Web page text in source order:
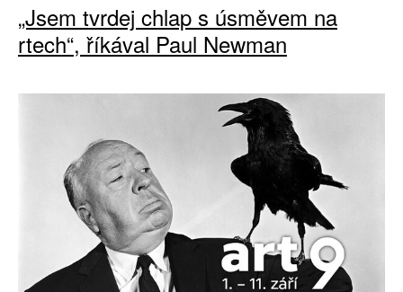
„Jsem tvrdej chlap s úsměvem na
rtech“, říkával Paul Newman